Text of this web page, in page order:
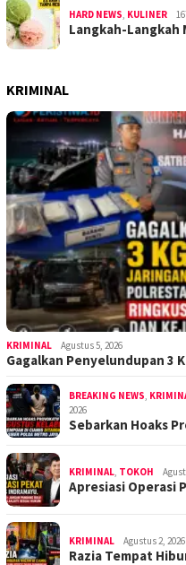
HARD NEWS, KULINER
Langkah-Langkah
KRIMINAL
KRIMINAL Agustus 5, 2026
Gagalkan Penyelundupan 3
BREAKING NEWS
2026
Sebarkan Hoaks
KRIMINAL TOKOH
Apresiasi Operasi
KRIMINAL Agustus 2, 2026
Razia Tempat